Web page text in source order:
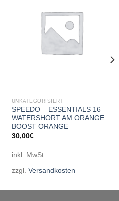
UNKATEGORISIERT
SPEEDO – ESSENTIALS 16
WATERSHORT AM ORANGE
BOOST ORANGE
30,00€
inkl. MwSt.
zzgl. Versandkosten